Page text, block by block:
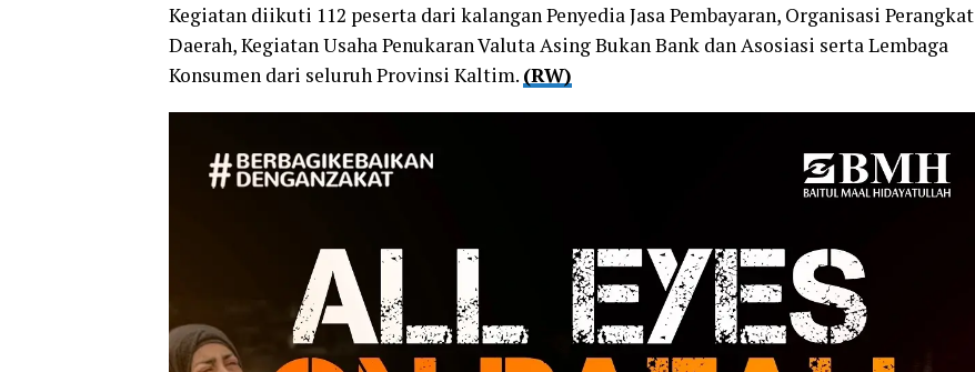
Kegiatan diikuti 112 peserta dari kalangan Penyedia Jasa Pembayaran, Organisasi Perangkat
Daerah, Kegiatan Usaha Penukaran Valuta Asing Bukan Bank dan Asosiasi serta Lembaga
Konsumen dari seluruh Provinsi Kaltim. (RW)